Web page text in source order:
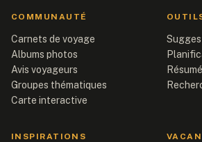
COMMUNAUTÉ
Carnets de voyage
Albums photos
Avis voyageurs
Groupes thématiques
Carte interactive
INSPIRATIONS